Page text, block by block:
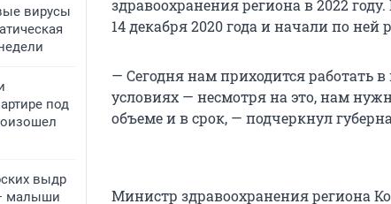
вирусы
под
выдр
малыши
здравоохранения региона в 2022
14 декабря 2020 года и начали по ней
— Сегодня нам приходится работать
условиях — несмотря на это, нам
объеме и в срок, — подчеркнул
Министр здравоохранения региона